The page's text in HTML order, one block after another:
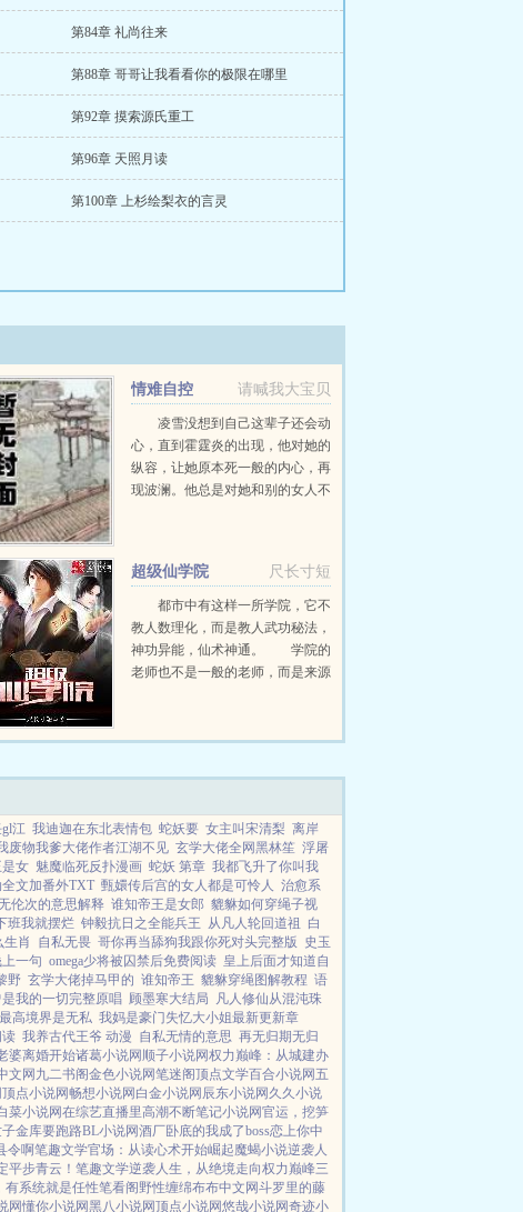
第84章 礼尚往来
第88章 哥哥让我看看你的极限在哪里
第92章 摸索源氏重工
第96章 天照月读
第100章 上杉绘梨衣的言灵
请喊我大宝贝
情难自控
凌雪没想到自己这辈子还会动
心，直到霍霆炎的出现，他对她的
纵容，让她原本死一般的内心，再
现波澜。他总是对她和别的女人不
现，她才明白五年的光阴忘记...
尺长寸短
超级仙学院
都市中有这样一所学院，它不
教人数理化，而是教人武功秘法，
神功异能，仙术神通。 学院的
老师也不是一般的老师，而是来源
江 我迪迦在东北表情包 蛇妖要 女主叫宋清梨 离岸
废物我爹大佬作者江湖不见 玄学大佬全网黑林笙 浮屠
女 魅魔临死反扑漫画 蛇妖 第章 我都飞升了你叫我
文加番外TXT 甄嬛传后宫的女人都是可怜人 治愈系
伦次的意思解释 谁知帝王是女郎 貔貅如何穿绳子视
班我就摆烂 钟毅抗日之全能兵王 从凡人轮回道祖
白
生肖 自私无畏 哥你再当舔狗我跟你死对头完整版 史玉
一句 omega少将被囚禁后免费阅读 皇上后面才知道自
野 玄学大佬掉马甲的 谁知帝王 貔貅穿绳图解教程 语
我的一切完整原唱 顾墨寒大结局
凡人修仙从混沌珠
高境界是无私 我妈是豪门失忆大小姐最新更新章
我养古代王爷 动漫 自私无情的意思 再无归期无归
婆离婚开始诸葛小说网 顺子小说网权力巅峰：从城建办
文网 九二书阁金色小说网笔迷阁顶点文学百合小说网五
顶点小说网畅想小说网 白金小说网 辰东小说网 久久小说
菜小说网在综艺直播里高潮不断笔记小说网官运，挖笋
金库要跑路BL小说网酒厂卧底的我成了boss恋上你中
令啊笔趣文学官场：从读心术开始崛起魔蝎小说逆袭人
平步青云！ 笔趣文学逆袭人生，从绝境走向权力巅峰三
有系统就是任性笔看阁 野性缠绵布布中文网斗罗里的藤
网懂你小说网黑八小说网顶点小说网悠哉小说网奇迹小